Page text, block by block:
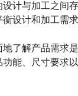
设计与加工之间
设计和加工需
解产品需求是
能、尺寸要求